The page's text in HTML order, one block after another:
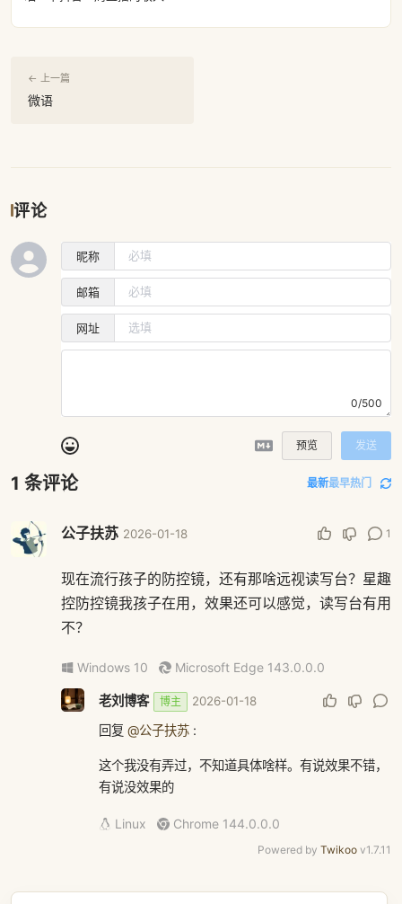
← 上一篇
微语
评论
昵称
邮箱
网址
0/500
预览 发送
1 条评论 最新最早热门
公子扶苏 2026-01-18 1
现在流行孩子的防控镜，还有那啥远视读写台？星趣
控防控镜我孩子在用，效果还可以感觉，读写台有用
不？
Windows 10 Microsoft Edge 143.0.0.0
老刘博客 博主 2026-01-18
回复 @公子扶苏:
这个我没有弄过，不知道具体啥样。有说效果不错，
有说没效果的
Linux Chrome 144.0.0.0
Powered by Twikoo v1.7.11